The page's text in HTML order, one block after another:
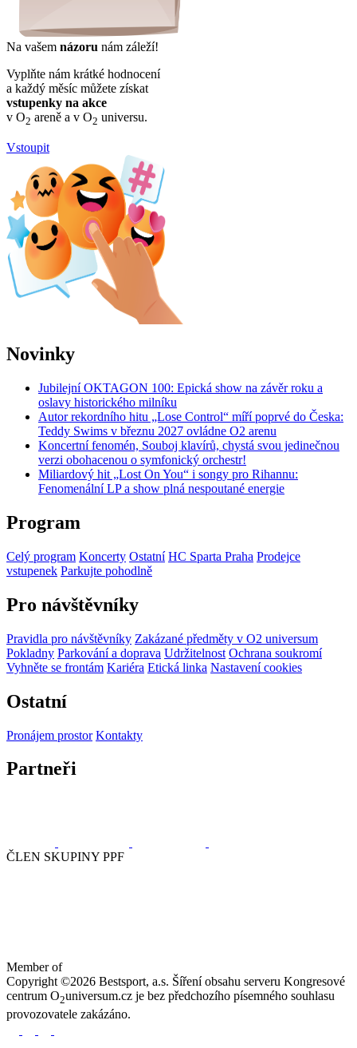
Na vašem názoru nám záleží!
Vyplňte nám krátké hodnocení
a každý měsíc můžete získat
vstupenky na akce
v O2 areně a v O2 universu.
Vstoupit
Novinky
Jubilejní OKTAGON 100: Epická show na závěr roku a
oslavy historického milníku
Autor rekordního hitu „Lose Control“ míří poprvé do Česka:
Teddy Swims v březnu 2027 ovládne O2 arenu
Koncertní fenomén, Souboj klavírů, chystá svou jedinečnou
verzi obohacenou o symfonický orchestr!
Miliardový hit „Lost On You“ i songy pro Rihannu:
Fenomenální LP a show plná nespoutané energie
Program
Celý program Koncerty Ostatní HC Sparta Praha Prodejce
vstupenek Parkujte pohodlně
Pro návštěvníky
Pravidla pro návštěvníky Zakázané předměty v O2 universum
Pokladny Parkování a doprava Udržitelnost Ochrana soukromí
Vyhněte se frontám Kariéra Etická linka Nastavení cookies
Ostatní
Pronájem prostor Kontakty
Partneři
ČLEN SKUPINY PPF
Member of
Copyright ©2026 Bestsport, a.s. Šíření obsahu serveru Kongresové
centrum O2universum.cz je bez předchozího písemného souhlasu
provozovatele zakázáno.